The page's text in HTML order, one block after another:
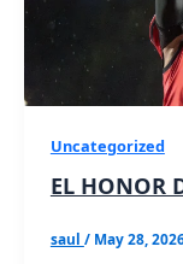
Uncategorized
EL HONOR
saul / May 28,